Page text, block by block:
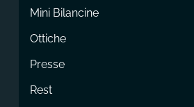
Mini Bilancine
Ottiche
Presse
Rest